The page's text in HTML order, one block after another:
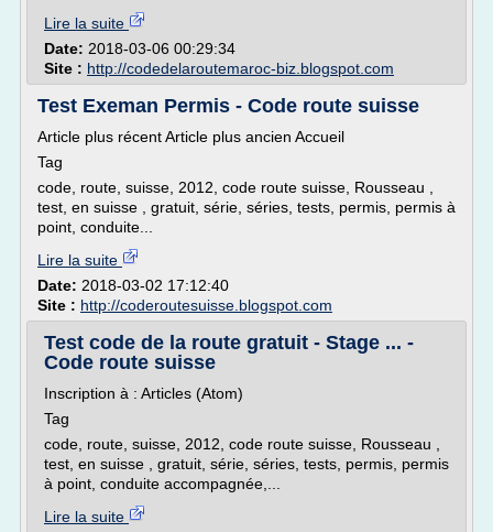
Lire la suite
Date: 2018-03-06 00:29:34
Site : http://codedelaroutemaroc-biz.blogspot.com
Test Exeman Permis - Code route suisse
Article plus récent Article plus ancien Accueil
Tag
code, route, suisse, 2012, code route suisse, Rousseau ,
test, en suisse , gratuit, série, séries, tests, permis, permis à
point, conduite...
Lire la suite
Date: 2018-03-02 17:12:40
Site : http://coderoutesuisse.blogspot.com
Test code de la route gratuit - Stage ... -
Code route suisse
Inscription à : Articles (Atom)
Tag
code, route, suisse, 2012, code route suisse, Rousseau ,
test, en suisse , gratuit, série, séries, tests, permis, permis
à point, conduite accompagnée,...
Lire la suite